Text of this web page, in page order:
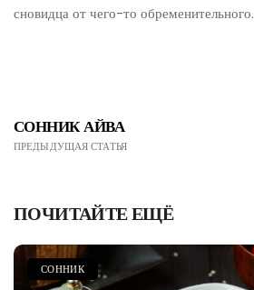
сновидца от чего-то обременительного.
СОННИК АЙВА
ПРЕДЫДУЩАЯ СТАТЬЯ
ПОЧИТАЙТЕ ЕЩЁ
СОННИК